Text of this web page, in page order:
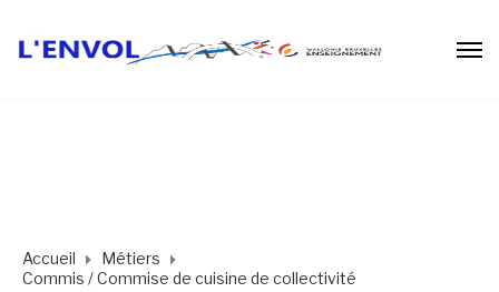
Accueil
Métiers
Commis / Commise de cuisine de collectivité